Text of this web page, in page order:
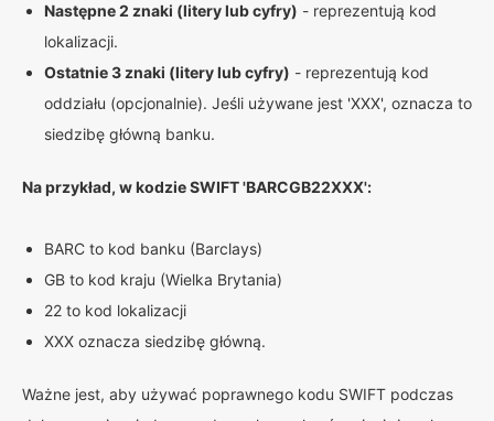
Następne 2 znaki (litery lub cyfry) - reprezentują kod
lokalizacji.
Ostatnie 3 znaki (litery lub cyfry) - reprezentują kod
oddziału (opcjonalnie). Jeśli używane jest 'XXX', oznacza to
siedzibę główną banku.
Na przykład, w kodzie SWIFT 'BARCGB22XXX':
BARC to kod banku (Barclays)
GB to kod kraju (Wielka Brytania)
22 to kod lokalizacji
XXX oznacza siedzibę główną.
Ważne jest, aby używać poprawnego kodu SWIFT podczas